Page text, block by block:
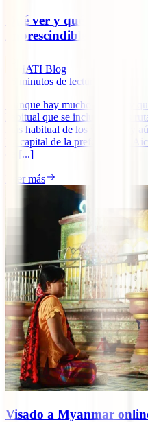
Qué ver y qué hacer en
imprescindibles
IATI Blog
minutos de lectura
Aunque hay mucho que ver y
habitual que se incluya en las
más habitual de los viajeros) y
La capital de la prefectura de
de [...]
Leer más
Visado a Myanmar